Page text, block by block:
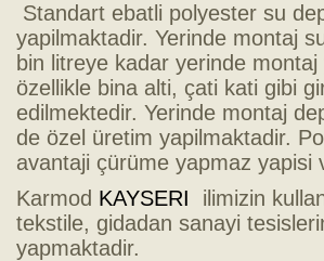
Standart ebatli polyester su
yapilmaktadir. Yerinde montaj
bin litreye kadar yerinde
özellikle bina alti, çati kati gibi
edilmektedir. Yerinde montaj
de özel üretim yapilmaktadir.
avantaji çürüme yapmaz yapisi
Karmod KAYSERI
ilimizin
tekstile, gidadan sanayi
yapmaktadir.